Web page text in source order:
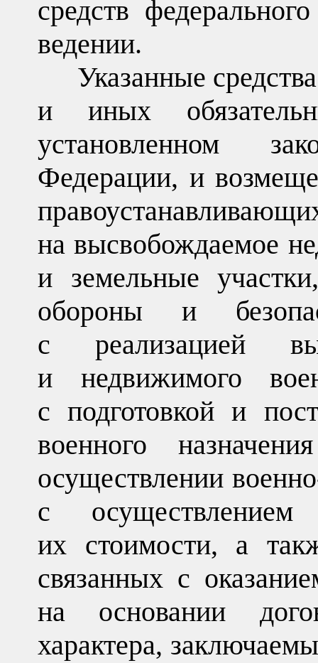
средств
ведении.
Указанные
и иных
установленном
Федерации, и
на высвобождаемое
и земельные
обороны и
с реализацией
и недвижимого
с подготовкой и
военного
осуществлении
с
их стоимости, а
связанных с
на основании
характера,